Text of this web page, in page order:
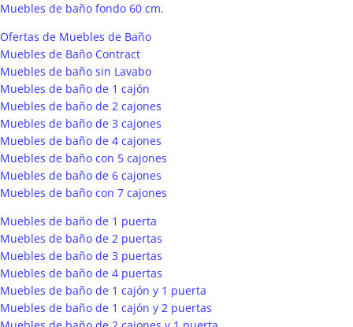
Muebles de baño fondo 60 cm.
Ofertas de Muebles de Baño
Muebles de Baño Contract
Muebles de baño sin Lavabo
Muebles de baño de 1 cajón
Muebles de baño de 2 cajones
Muebles de baño de 3 cajones
Muebles de baño de 4 cajones
Muebles de baño con 5 cajones
Muebles de baño de 6 cajones
Muebles de baño con 7 cajones
Muebles de baño de 1 puerta
Muebles de baño de 2 puertas
Muebles de baño de 3 puertas
Muebles de baño de 4 puertas
Muebles de baño de 1 cajón y 1 puerta
Muebles de baño de 1 cajón y 2 puertas